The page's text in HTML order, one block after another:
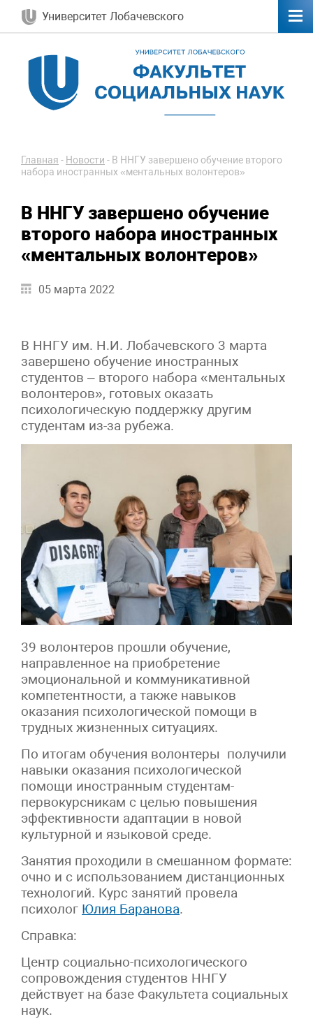
Университет Лобачевского
Главная - Новости - В ННГУ завершено обучение второго
набора иностранных «ментальных волонтеров»
В ННГУ завершено обучение
второго набора иностранных
«ментальных волонтеров»
05 марта 2022
В ННГУ им. Н.И. Лобачевского 3 марта
завершено обучение иностранных
студентов – второго набора «ментальных
волонтеров», готовых оказать
психологическую поддержку другим
студентам из-за рубежа.
39 волонтеров прошли обучение,
направленное на приобретение
эмоциональной и коммуникативной
компетентности, а также навыков
оказания психологической помощи в
трудных жизненных ситуациях.
По итогам обучения волонтеры получили
навыки оказания психологической
помощи иностранным студентам-
первокурсникам с целью повышения
эффективности адаптации в новой
культурной и языковой среде.
Занятия проходили в смешанном формате:
очно и с использованием дистанционных
технологий. Курс занятий провела
психолог Юлия Баранова.
Справка:
Центр социально-психологического
сопровождения студентов ННГУ
действует на базе Факультета социальных
наук.